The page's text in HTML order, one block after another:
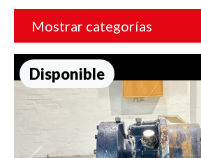
Mostrar categorías
Disponible